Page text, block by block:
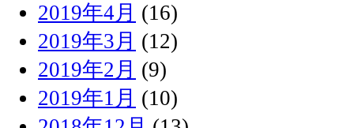
2019年4月 (16)
2019年3月 (12)
2019年2月 (9)
2019年1月 (10)